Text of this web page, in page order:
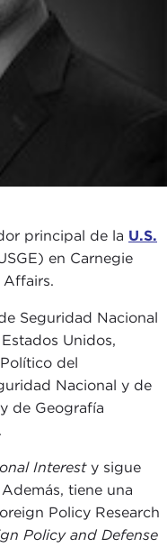
principal de la U.S.
en Carnegie
Seguridad Nacional
Unidos,
del
Nacional y de
de Geografía
Interesty sigue
tiene una
Policy Research
Policy and Defense